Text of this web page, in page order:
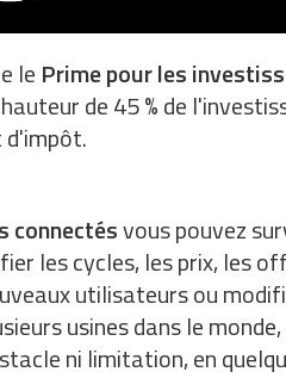
le Prime pour les
de 45 % de
d'impôt.
connectésvous pouvez
les cycles, les prix, les
utilisateurs ou
usines dans le
ni limitation, en